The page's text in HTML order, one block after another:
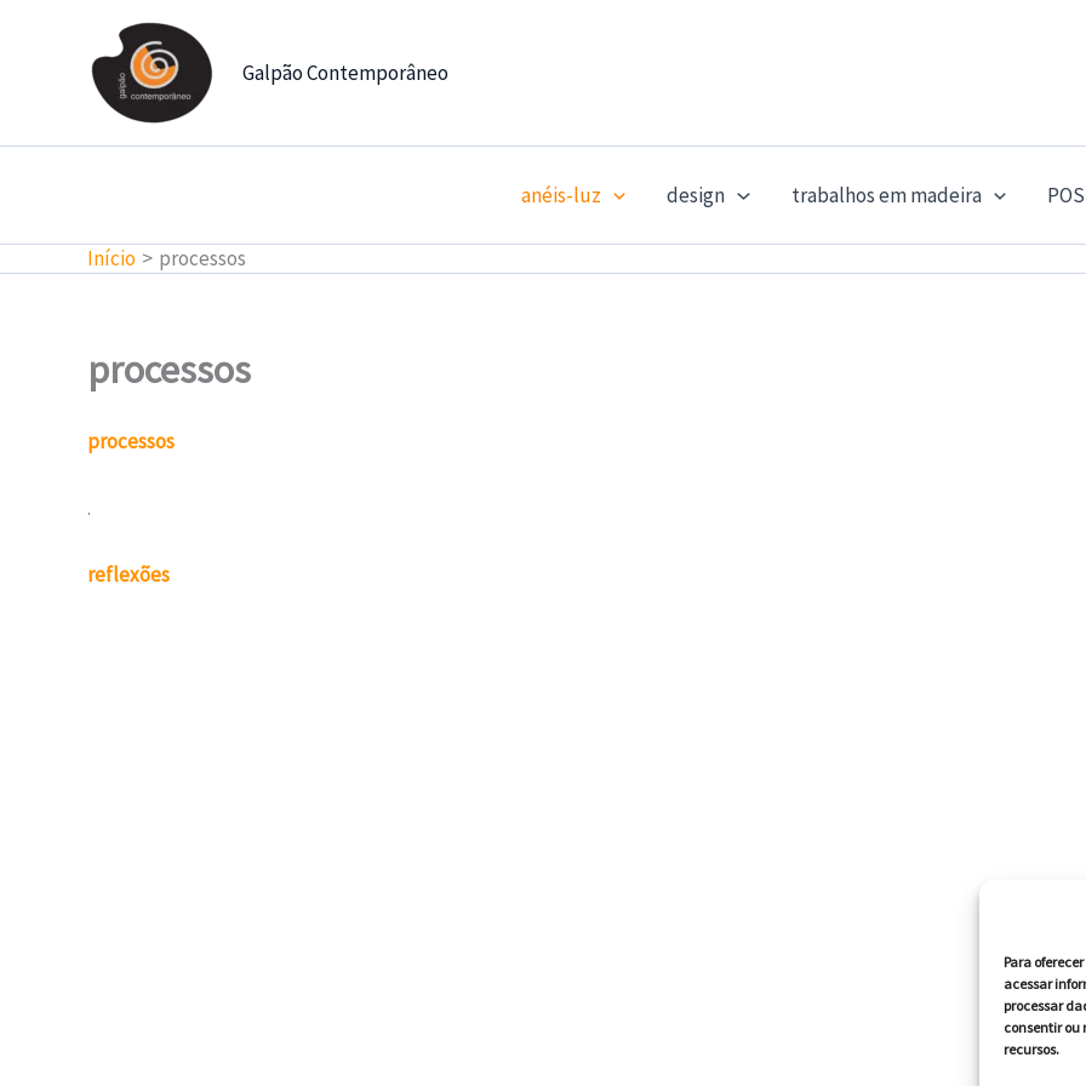
Para
acessar
processar
consentir ou
recursos.
Galpão Contemporâneo
anéis-luz design trabalhos em madeira
Início processos
processos
processos
.
reflexões